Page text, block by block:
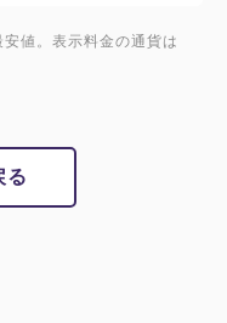
値。表示料金の通貨は
る